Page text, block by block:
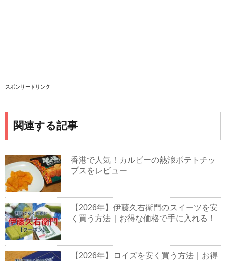
スポンサードリンク
関連する記事
香港で人気！カルビーの熱浪ポテトチッ
プスをレビュー
【2026年】伊藤久右衛門のスイーツを安
く買う方法｜お得な価格で手に入れる！
【2026年】ロイズを安く買う方法｜お得